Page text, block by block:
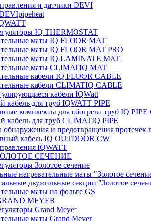
и датчики DEVI
IQ THERMOSTAT
маты IQ FLOOR MAT
маты IQ FLOOR MAT PRO
маты IQ LAMINATE MAT
маты CLIMATIQ MAT
кабели IQ FLOOR CABLE
кабели CLIMATIQ CABLE
кабели IQWatt
кабель для труб IQWATT PIPE
комплекты для обогрева труб IQ PIPE
кабель для труб CLIMATIQ PIPE
обнаружения и предотвращения протечек
кабель IQ OUTDOOR CW
IQWATT
СЕЧЕНИЕ
Золотое сечение
нагревательные маты "Золотое
двужильные секции "Золотое
маты на фольге GS
MEYER
Grand Meyer
маты Grand Meyer